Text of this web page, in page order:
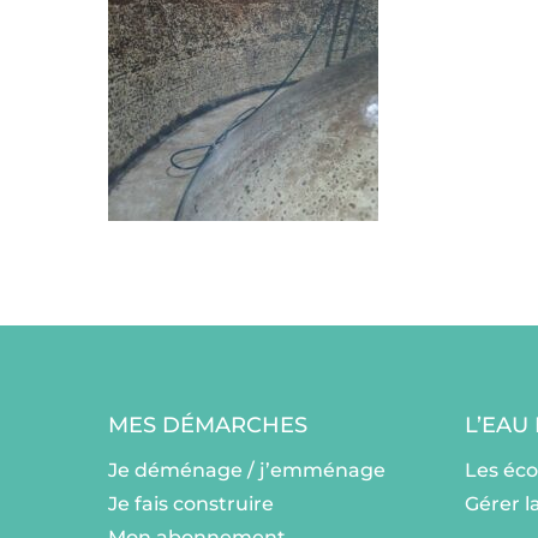
MES DÉMARCHES
Je déménage / j’emménage
Je fais construire
Les
Gérer